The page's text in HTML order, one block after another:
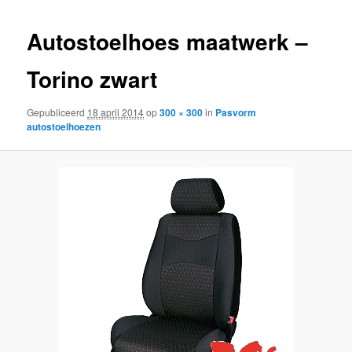
Autostoelhoes maatwerk –
Torino zwart
Gepubliceerd 18 april 2014op300 × 300in Pasvorm
autostoelhoezen